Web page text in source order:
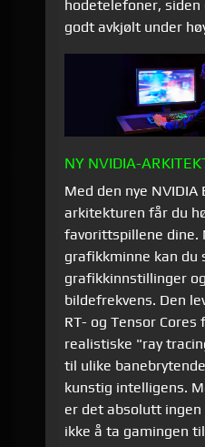
hodetelefoner, siden
godt avkjølt under
NY NVIDIA-
Med den nye NVIDIA
arkitekturen får du
favorittspillene dine.
grafikkminne kan du
grafikkinnstillinger
bildefrekvens. Den
RT- og Tensor
realistiske "ray
til ulike
kunstig intelligens.
er det absolutt
ikke å ta gamingen